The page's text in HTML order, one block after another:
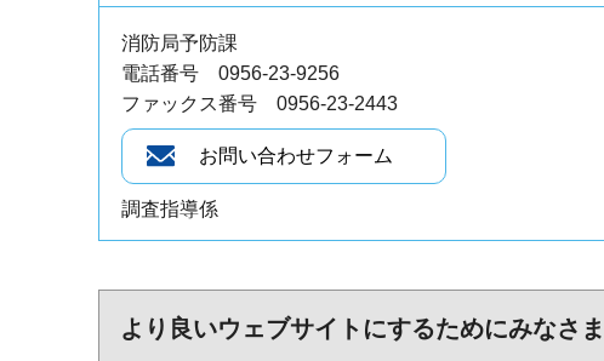
消防局予防課
電話番号 0956-23-9256
ファックス番号 0956-23-2443
調査指導係
より良いウェブサイトにするためにみなさ